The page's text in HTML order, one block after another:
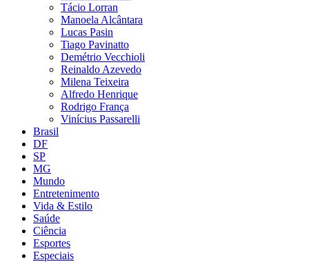
Tácio Lorran
Manoela Alcântara
Lucas Pasin
Tiago Pavinatto
Demétrio Vecchioli
Reinaldo Azevedo
Milena Teixeira
Alfredo Henrique
Rodrigo França
Vinícius Passarelli
Brasil
DF
SP
MG
Mundo
Entretenimento
Vida & Estilo
Saúde
Ciência
Esportes
Especiais